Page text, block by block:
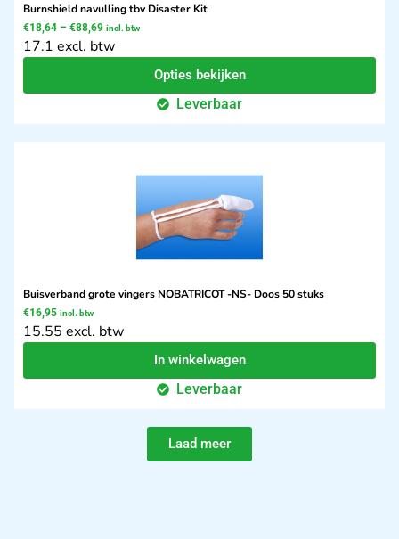
Burnshield navulling tbv Disaster Kit
€18,64 – €88,69 incl. btw
17.1 excl. btw
Opties bekijken
Leverbaar
Buisverband grote vingers NOBATRICOT -NS- Doos 50 stuks
€16,95 incl. btw
15.55 excl. btw
In winkelwagen
Leverbaar
Laad meer